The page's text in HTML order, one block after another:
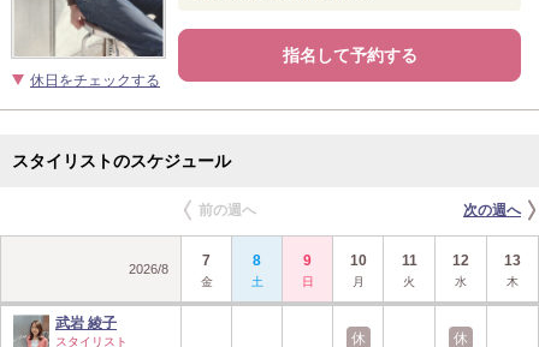
休日をチェックする
指名して予約する
スタイリストのスケジュール
前の週へ 次の週へ
2026/8 7
金
8
土
9
日
10
月
11
火
12
水
13
木
武岩 綾子
スタイリスト 休 休